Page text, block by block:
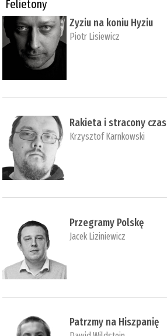
Felietony
Zyziu na koniu Hyziu
Piotr Lisiewicz
Rakieta i stracony czas
Krzysztof Karnkowski
Przegramy Polskę
Jacek Liziniewicz
Patrzmy na Hiszpanię